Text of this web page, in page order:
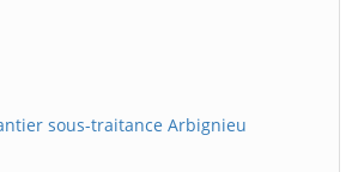
sous-traitance Arbignieu